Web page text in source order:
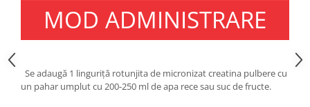
MOD ADMINISTRARE
Se adaugă 1 linguriță rotunjita de micronizat creatina pulbere cu
un pahar umplut cu 200-250 ml de apa rece sau suc de fructe.